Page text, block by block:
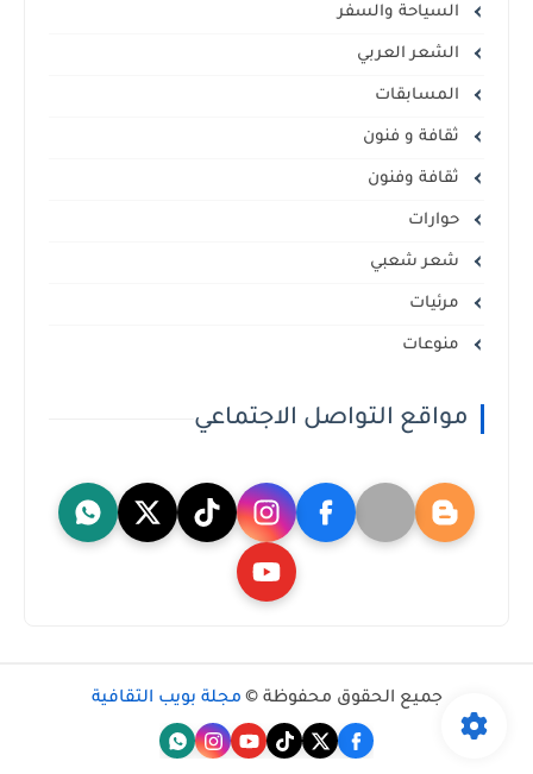
السياحة والسفر
الشعر العربي
المسابقات
ثقافة و فنون
ثقافة وفنون
حوارات
شعر شعبي
مرئيات
منوعات
مواقع التواصل الاجتماعي
جميع الحقوق محفوظة © مجلة بويب الثقافية